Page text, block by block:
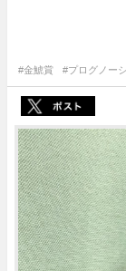
#金鯱賞 #プログノー